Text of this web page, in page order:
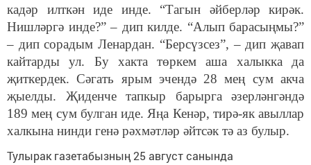
кадәр илткән иде инде. “Тагын әйберләр кирәк.
Нишләргә инде?” – дип килде. “Алып барасыңмы?”
– дип сорадым Ленардан. “Берсүзсез”, – дип җавап
кайтарды ул. Бу хакта төркем аша халыкка да
җиткердек. Сәгать ярым эчендә 28 мең сум акча
җыелды. Җиденче тапкыр барырга әзерләнгәндә
189 мең сум булган иде. Яңа Кенәр, тирә-як авыллар
халкына нинди генә рәхмәтләр әйтсәк тә аз булыр.
Тулырак газетабызның 25 август санында